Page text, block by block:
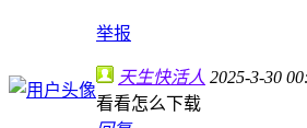
举报
天生快活人 2025-3-30
看看怎么下载